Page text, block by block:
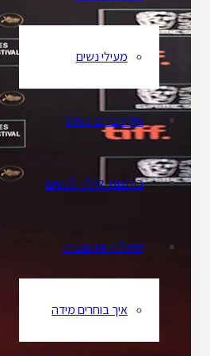
מעילי נשים
אין דברים כאלו
כותנות לילה לנשים
שאלות ותשובות
איך בוחרים מידה